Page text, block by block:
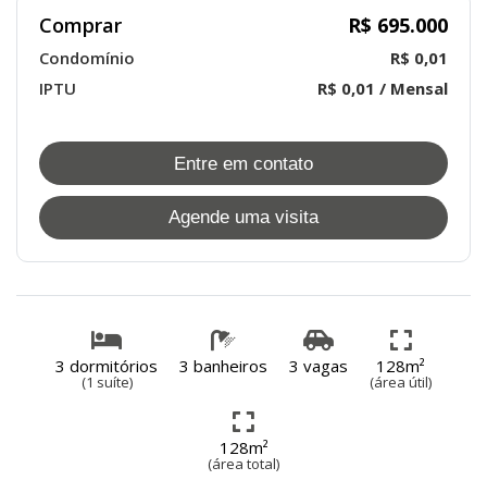
Comprar R$ 695.000
Condomínio
R$ 0,01
IPTU
R$ 0,01 / Mensal
Entre em contato
Agende uma visita
3 dormitórios
(1 suíte)
3 banheiros 3 vagas 128m²
(área útil)
128m²
(área total)